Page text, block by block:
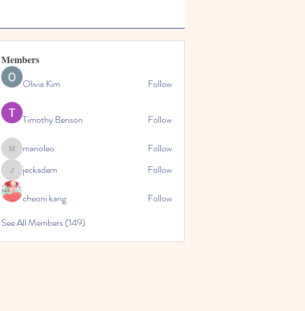
Members
Olivia Kim
Follow
Timothy Benson Follow
marioleomarioleo Follow
jeckadem
jeckadem Follow
cheoni kang
Follow
See All Members (149)